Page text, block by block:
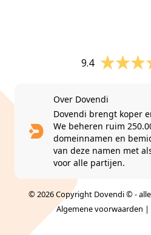
9.4
Over Dovendi
Dovendi brengt koper
We beheren ruim
domeinnamen en
van deze namen met
voor alle partijen.
© 2026 Copyright Dovendi © -
Algemene voorwaarden |